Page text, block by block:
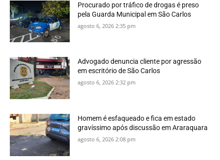
Procurado por tráfico de drogas é preso
pela Guarda Municipal em São Carlos
agosto 6, 2026 2:35 pm
Advogado denuncia cliente por agressão
em escritório de São Carlos
agosto 6, 2026 2:32 pm
Homem é esfaqueado e fica em estado
gravíssimo após discussão em Araraquara
agosto 6, 2026 2:08 pm